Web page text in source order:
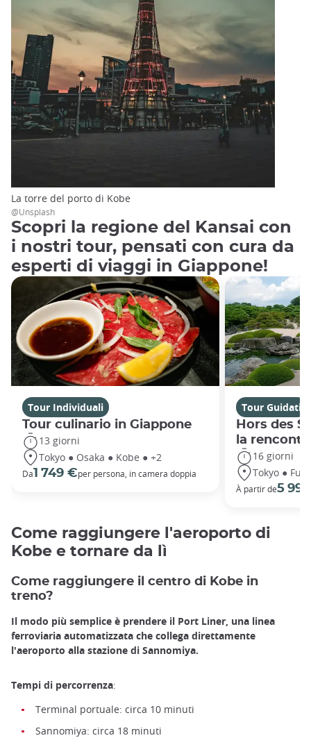
La torre del porto di Kobe
@Unsplash
Scopri la regione del Kansai con
i nostri tour, pensati con cura da
esperti di viaggi in Giappone!
Tour Individuali
Tour culinario in Giappone
13 giorni
Tokyo ● Osaka ● Kobe ● +2
Da1 749 €per persona, in camera doppia
Tour Guidati
Hors des
la
16 giorni
Tokyo ●
À partir de5
Come raggiungere l'aeroporto di
Kobe e tornare da lì
Come raggiungere il centro di Kobe in
treno?
Il modo più semplice è prendere il Port Liner, una linea
ferroviaria automatizzata che collega direttamente
l'aeroporto alla stazione di Sannomiya.
Tempi di percorrenza:
Terminal portuale: circa 10 minuti
Sannomiya: circa 18 minuti